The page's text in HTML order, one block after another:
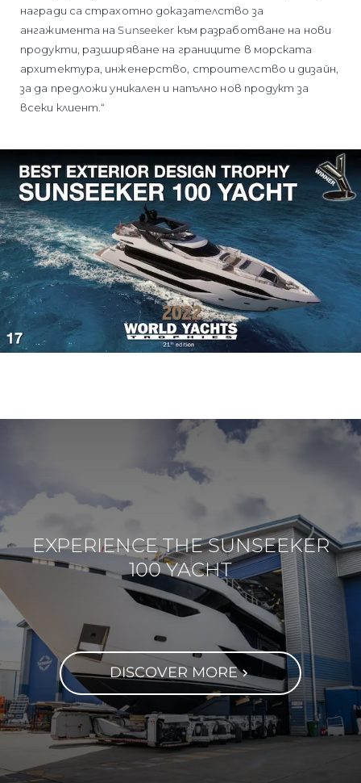
награди са страхотно доказателство за
ангажимента на Sunseeker към разработване на нови
продукти, разширяване на границите в морската
архитектура, инженерство, строителство и дизайн,
за да предложи уникален и напълно нов продукт за
всеки клиент.“
EXPERIENCE THE SUNSEEKER
100 YACHT
DISCOVER MORE